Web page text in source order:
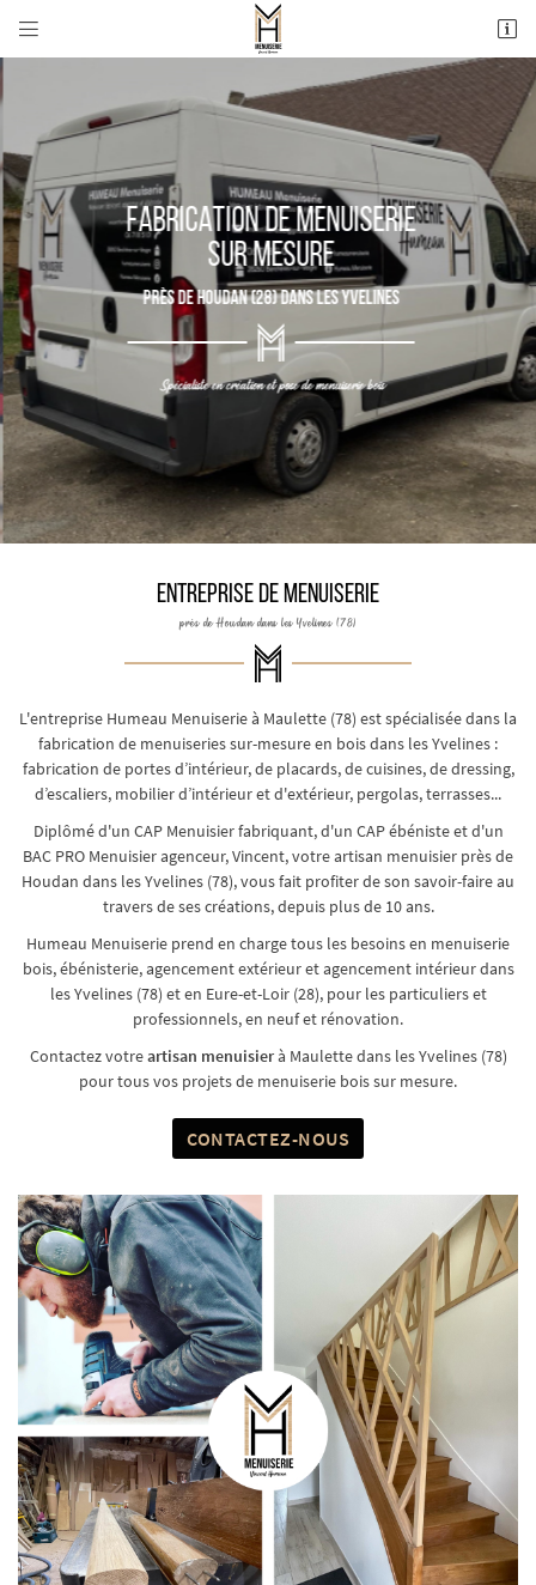
 
06 71 18 51 01
 Adresse email de réception
 Recopier le code ci-contre
Rafraîchir le captcha
En cochant cette case, vous consentez à recevoir nos propositions commerciales à l'adresse
email indiqué ci-dessus. Vous pouvez vous désinscrire à tout moment en utilisant
INSCRIPTION
FABRICATION DE MENUISERIE
SUR MESURE
PRÈS DE HOUDAN (28) DANS LES YVELINES
Spécialiste en création et pose de menuiserie bois
ENTREPRISE DE MENUISERIE
près de Houdan dans les Yvelines (78)
L'entreprise Humeau Menuiserie à Maulette (78) est spécialisée dans la
fabrication de menuiseries sur-mesure en bois dans les Yvelines :
fabrication de portes d’intérieur, de placards, de cuisines, de dressing,
d’escaliers, mobilier d’intérieur et d'extérieur, pergolas, terrasses...
Diplômé d'un CAP Menuisier fabriquant, d'un CAP ébéniste et d'un
BAC PRO Menuisier agenceur, Vincent, votre artisan menuisier près de
Houdan dans les Yvelines (78), vous fait profiter de son savoir-faire au
travers de ses créations, depuis plus de 10 ans.
Humeau Menuiserie prend en charge tous les besoins en menuiserie
bois, ébénisterie, agencement extérieur et agencement intérieur dans
les Yvelines (78) et en Eure-et-Loir (28), pour les particuliers et
professionnels, en neuf et rénovation.
Contactez votreartisan menuisierà Maulette dans les Yvelines (78)
pour tous vos projets de menuiserie bois sur mesure.
CONTACTEZ-NOUS